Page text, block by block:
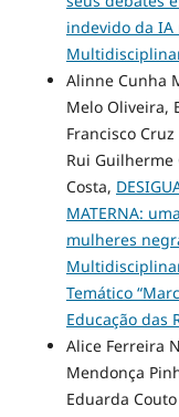
indevido da IA
Alinne Cunha
Melo Oliveira,
Francisco
Rui Guilherme
Costa,
MATERNA:
mulheres
Temático
Educação das
Alice Ferreira
Mendonça
Eduarda